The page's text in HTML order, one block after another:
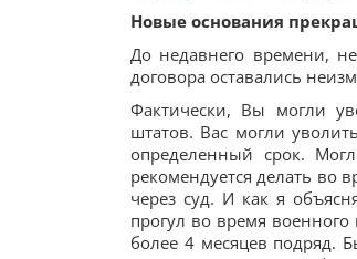
Новые основания
До недавнего времени,
договора оставались
Фактически, Вы могли
штатов. Вас могли
определенный срок.
рекомендуется делать во
через суд. И как я
прогул во время
более 4 месяцев подряд.